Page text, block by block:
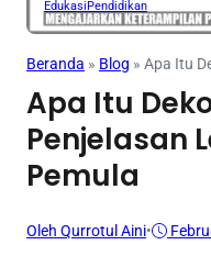
EdukasiPendidikan
Beranda » Blog » Apa Itu
Apa Itu
Penjelasan
Pemula
Oleh Qurrotul Aini•